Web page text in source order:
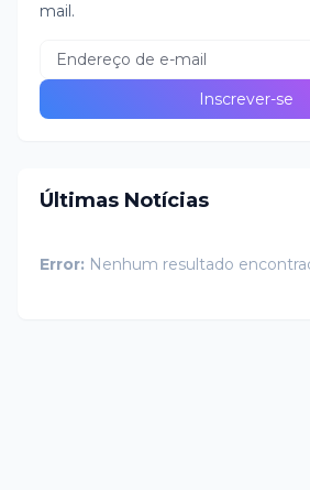
mail.
Últimas Notícias
Error: Nenhum resultado